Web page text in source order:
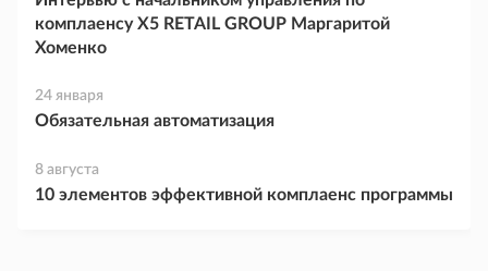
комплаенсу X5 RETAIL GROUP Маргаритой
Хоменко
24 января
Обязательная автоматизация
8 августа
10 элементов эффективной комплаенс программы